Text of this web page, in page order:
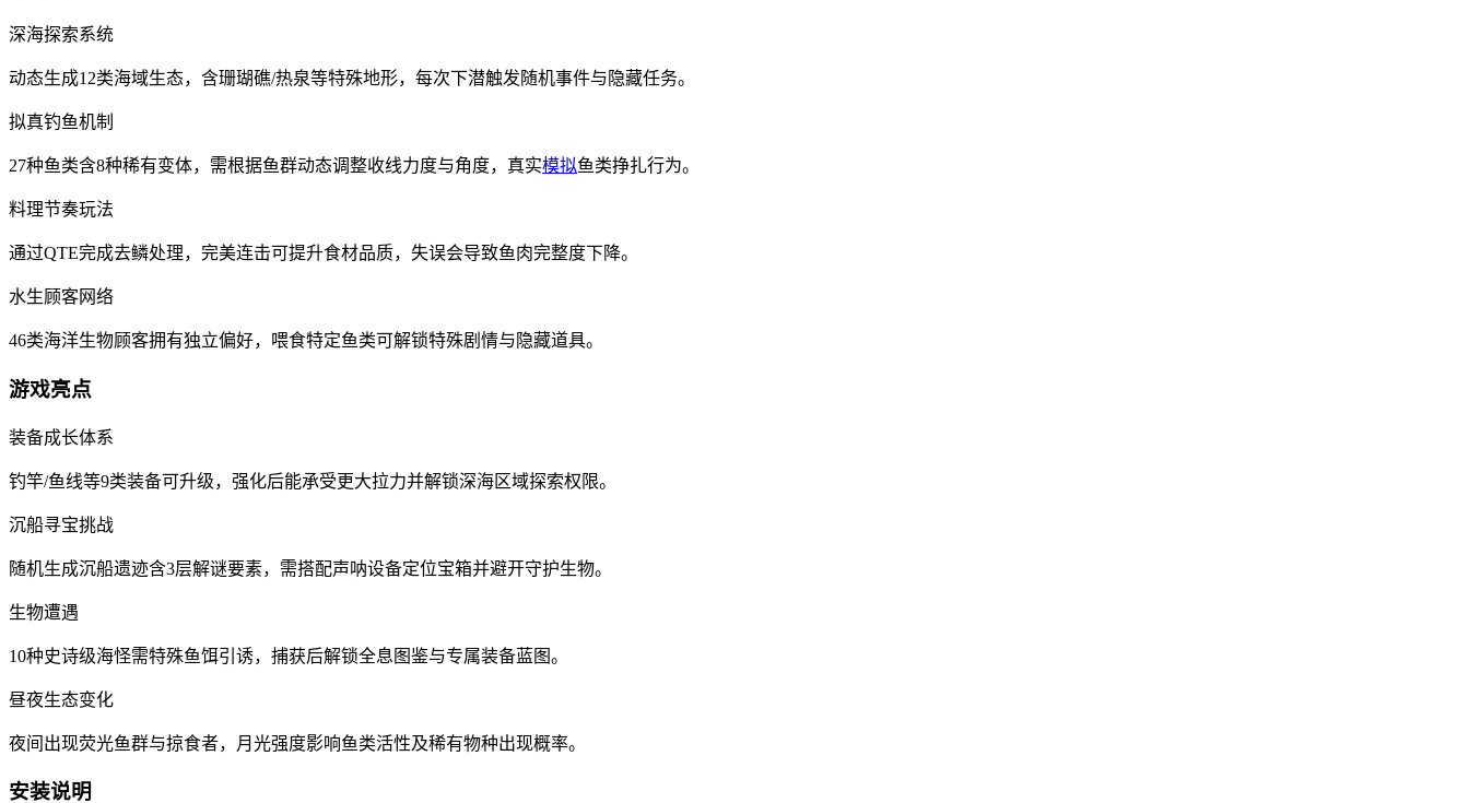
深海探索系统‌
动态生成12类海域生态，含珊瑚礁/热泉等特殊地形，每次下潜触发随机事件与隐藏任务。
‌拟真钓鱼机制‌
27种鱼类含8种稀有变体，需根据鱼群动态调整收线力度与角度，真实模拟鱼类挣扎行为。
‌料理节奏玩法‌
通过QTE完成去鳞处理，完美连击可提升食材品质，失误会导致鱼肉完整度下降。
‌水生顾客网络‌
46类海洋生物顾客拥有独立偏好，喂食特定鱼类可解锁特殊剧情与隐藏道具。
游戏亮点
‌装备成长体系‌
钓竿/鱼线等9类装备可升级，强化后能承受更大拉力并解锁深海区域探索权限。
‌沉船寻宝挑战‌
随机生成沉船遗迹含3层解谜要素，需搭配声呐设备定位宝箱并避开守护生物。
‌生物遭遇‌
10种史诗级海怪需特殊鱼饵引诱，捕获后解锁全息图鉴与专属装备蓝图。
‌昼夜生态变化‌
夜间出现荧光鱼群与掠食者，月光强度影响鱼类活性及稀有物种出现概率。
安装说明